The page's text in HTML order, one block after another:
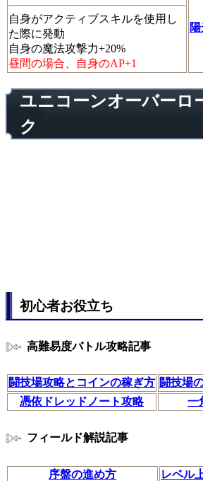
自身がアクティブスキルを使用し
た際に発動
自身の魔法攻撃力+20%
昼間の場合、自身のAP+1
ユニコーンオーバーロ
ク
初心者お役立ち
高難易度バトル攻略記事
闘技場攻略とコインの稼ぎ方 闘技場
憑依ドレッドノート攻略
一
フィールド解説記事
序盤の進め方
レベル